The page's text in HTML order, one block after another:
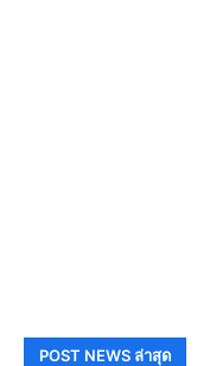
POST NEWS ล่าสุด